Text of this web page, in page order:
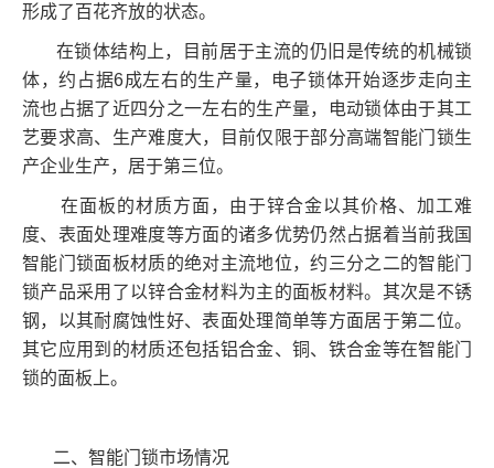
形成了百花齐放的状态。
在锁体结构上，目前居于主流的仍旧是传统的机械锁
体，约占据6成左右的生产量，电子锁体开始逐步走向主
流也占据了近四分之一左右的生产量，电动锁体由于其工
艺要求高、生产难度大，目前仅限于部分高端智能门锁生
产企业生产，居于第三位。
在面板的材质方面，由于锌合金以其价格、加工难
度、表面处理难度等方面的诸多优势仍然占据着当前我国
智能门锁面板材质的绝对主流地位，约三分之二的智能门
锁产品采用了以锌合金材料为主的面板材料。其次是不锈
钢，以其耐腐蚀性好、表面处理简单等方面居于第二位。
其它应用到的材质还包括铝合金、铜、铁合金等在智能门
锁的面板上。
二、智能门锁市场情况